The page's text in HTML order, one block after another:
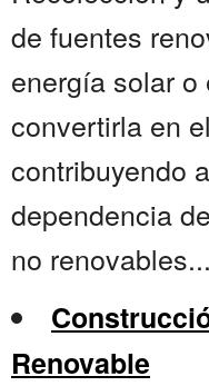
de fuentes
energía solar o
convertirla en
contribuyendo
dependencia
no
Renovable